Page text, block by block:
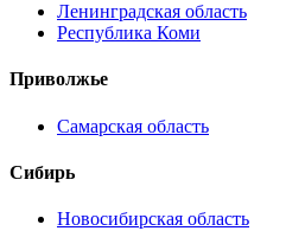
Ленинградская область
Республика Коми
Приволжье
Самарская область
Сибирь
Новосибирская область